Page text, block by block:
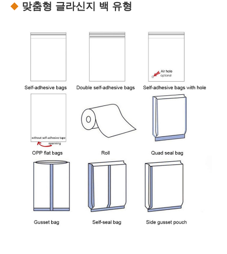
맞춤형 글라신지 백 유형